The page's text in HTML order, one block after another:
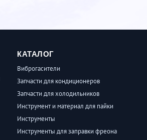
КАТАЛОГ
Виброгасители
Запчасти для кондиционеров
Запчасти для холодильников
Инструмент и материал для пайки
Инструменты
Инструменты для заправки фреона